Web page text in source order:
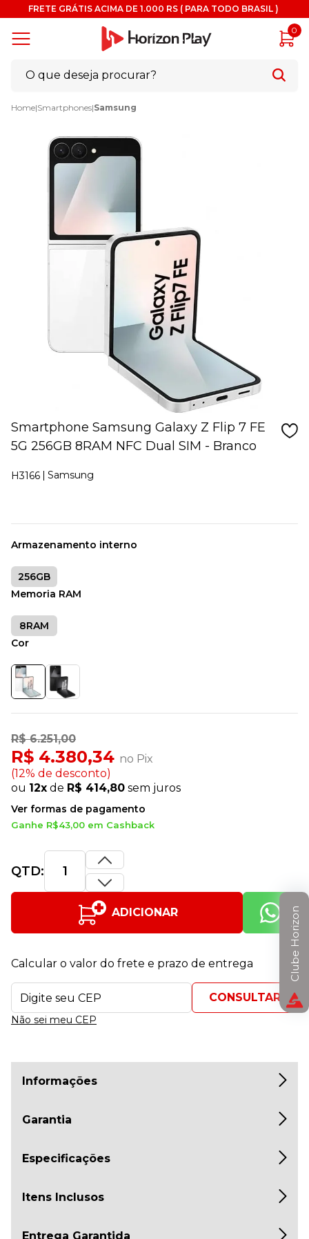
FRETE GRÁTIS ACIMA DE 1.000 RS ( PARA TODO BRASIL )
0
Home|Smartphones|Samsung
Smartphone Samsung Galaxy Z Flip 7 FE
5G 256GB 8RAM NFC Dual SIM - Branco
H3166 Samsung
R$ 6.251,00
R$ 4.380,34 no Pix
(12% de desconto)
ou 12x de R$ 414,80 sem juros
Ver formas de pagamento
Ganhe R$43,00 em Cashback
Armazenamento interno
256GB
Memoria RAM
8RAM
Cor
QTD:
ADICIONAR
Calcular o valor do frete e prazo de entrega
Não sei meu CEP
Informações
Garantia
Especificações
Itens Inclusos
Entrega Garantida
Clube Horizon